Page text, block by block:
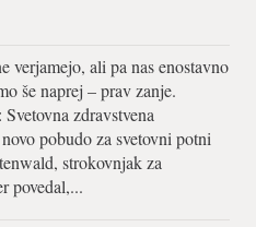
verjamejo, ali pa nas enostavno
še naprej – prav zanje.
zdravstvena
pobudo za svetovni potni
strokovnjak za
povedal,...